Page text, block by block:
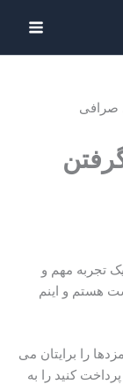
صرافی
تجربه مهم و
هستم و اینم
را برایتان می
کنید را به